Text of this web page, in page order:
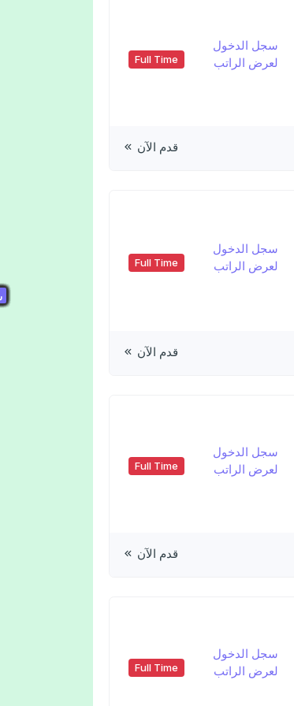
سجل الدخول
لعرض الراتب
Full Time
قدم الآن
سجل الدخول
لعرض الراتب
Full Time
قدم الآن
سجل الدخول
لعرض الراتب
Full Time
قدم الآن
سجل الدخول
لعرض الراتب
Full Time